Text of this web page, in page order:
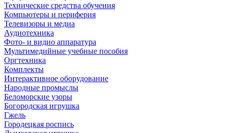
Технические средства обучения
Компьютеры и периферия
Телевизоры и медиа
Аудиотехника
Фото- и видио аппаратура
Мультимедийные учебные пособия
Оргтехника
Комплекты
Интерактивное оборудование
Народные промыслы
Беломорские узоры
Богородская игрушка
Гжель
Городецкая роспись